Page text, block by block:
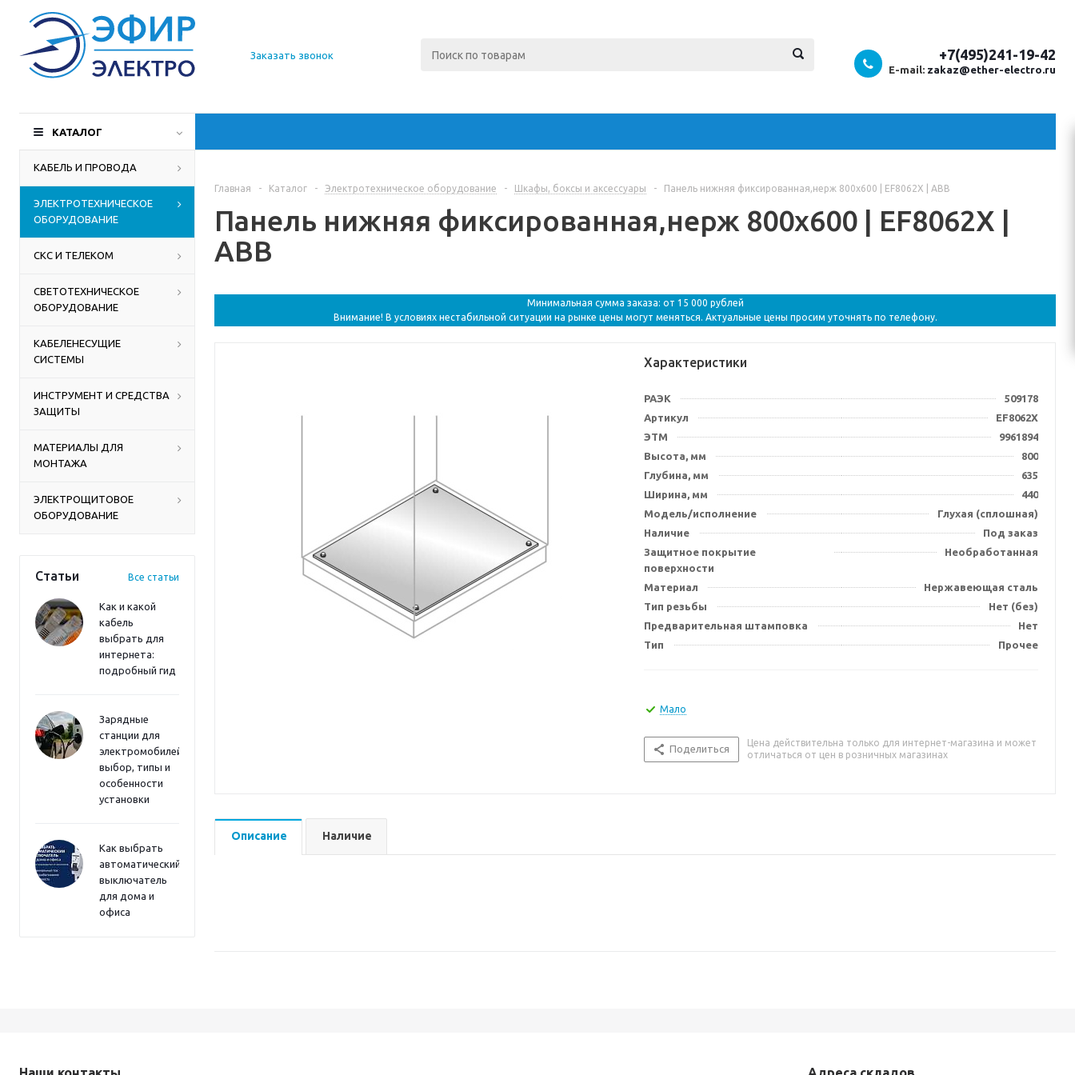
О компании
Доставка
Производители
Контакты
Заказать звонок +7(495)241-19-42
E-mail: zakaz@ether-electro.ru
КАТАЛОГ
КАБЕЛЬ И ПРОВОДА
ЭЛЕКТРОТЕХНИЧЕСКОЕ
ОБОРУДОВАНИЕ
СКС И ТЕЛЕКОМ
СВЕТОТЕХНИЧЕСКОЕ
ОБОРУДОВАНИЕ
КАБЕЛЕНЕСУЩИЕ
СИСТЕМЫ
ИНСТРУМЕНТ И СРЕДСТВА
ЗАЩИТЫ
МАТЕРИАЛЫ ДЛЯ
МОНТАЖА
ЭЛЕКТРОЩИТОВОЕ
ОБОРУДОВАНИЕ
Статьи Все статьи
Как и какой
кабель
выбрать для
интернета:
подробный гид
Зарядные
станции для
электромобилей:
выбор, типы и
особенности
установки
Как выбрать
автоматический
выключатель
для дома и
офиса
Главная - Каталог - Электротехническое оборудование - Шкафы, боксы и аксессуары - Панель нижняя фиксированная,нерж 800х600 | EF8062X | ABB
Панель нижняя фиксированная,нерж 800х600 | EF8062X |
ABB
Минимальная сумма заказа: от 15 000 рублей
Внимание! В условиях нестабильной ситуации на рынке цены могут меняться. Актуальные цены просим уточнять по телефону.
Характеристики
РАЭК
509178
Артикул
EF8062X
ЭТМ
9961894
Высота, мм
800
Глубина, мм
635
Ширина, мм
440
Модель/исполнение
Глухая (сплошная)
Наличие
Под заказ
Защитное покрытие
поверхности
Необработанная
Материал
Нержавеющая сталь
Тип резьбы
Нет (без)
Предварительная штамповка
Нет
Тип
Прочее
Мало
Поделиться
Цена действительна только для интернет-магазина и может
отличаться от цен в розничных магазинах
Описание Наличие